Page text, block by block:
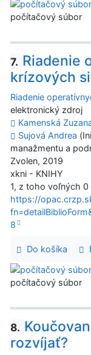
počítačový súbor
7. Riadenie
krízových
Riadenie
elektronický zdroj
Kamenská
Sujová Andrea
manažmentu a
Zvolen, 2019
xkni - KNIHY
1, z toho voľných 0
https://
8
Do košíka
počítačový súbor
8.
rozvíjať?